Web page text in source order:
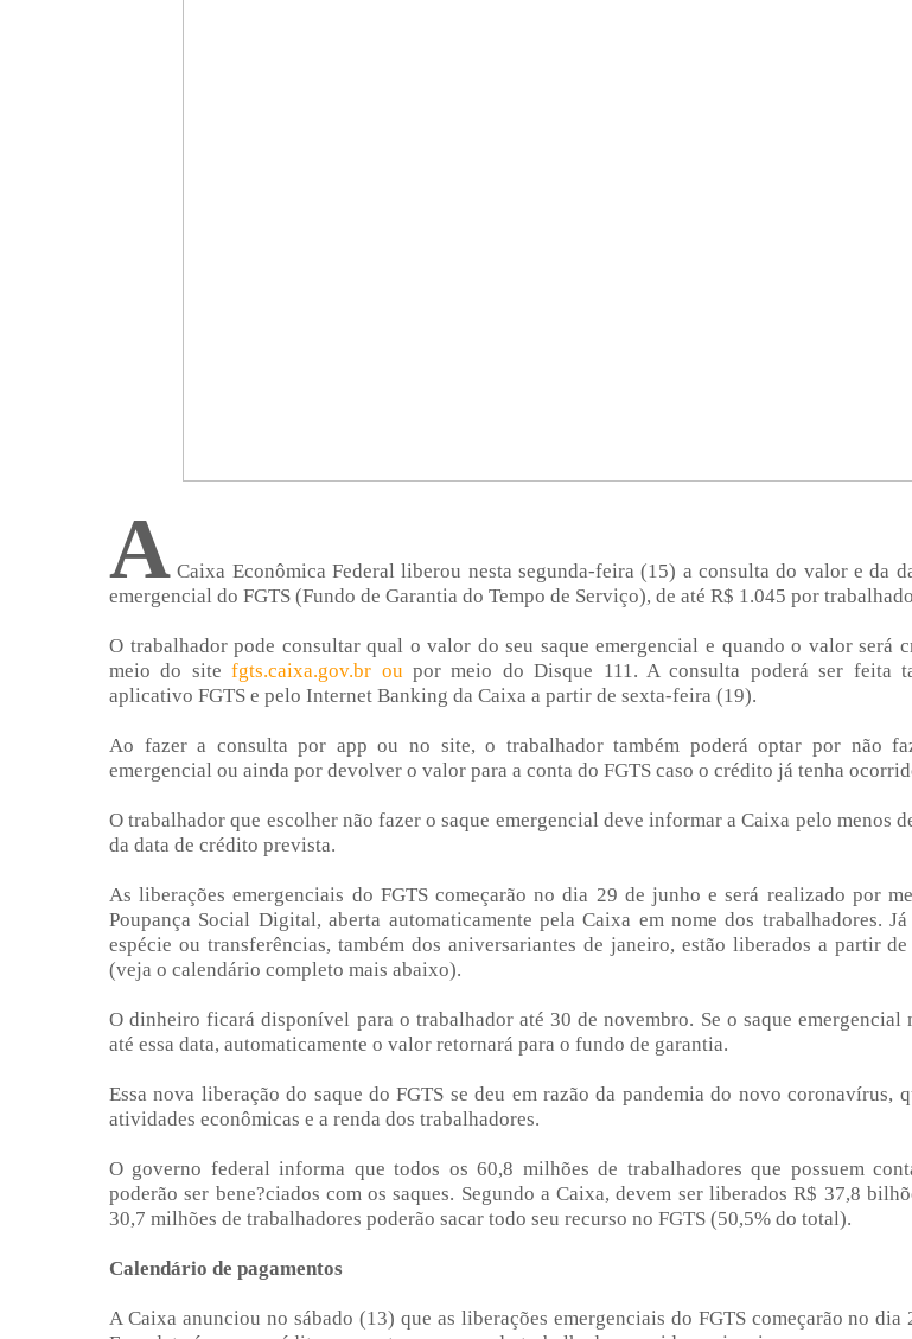
A Caixa Econômica Federal liberou nesta segunda-feira (15) a consulta do valor e da
emergencial do FGTS (Fundo de Garantia do Tempo de Serviço), de até R$ 1.045 por
O trabalhador pode consultar qual o valor do seu saque emergencial e quando o valor será
meio do sitefgts.caixa.gov.br ou por meio do Disque 111. A consulta poderá ser feita
aplicativo FGTS e pelo Internet Banking da Caixa a partir de sexta-feira (19).
Ao fazer a consulta por app ou no site, o trabalhador também poderá optar por não
emergencial ou ainda por devolver o valor para a conta do FGTS caso o crédito já tenha
O trabalhador que escolher não fazer o saque emergencial deve informar a Caixa pelo menos
da data de crédito prevista.
As liberações emergenciais do FGTS começarão no dia 29 de junho e será realizado por
Poupança Social Digital, aberta automaticamente pela Caixa em nome dos trabalhadores.
espécie ou transferências, também dos aniversariantes de janeiro, estão liberados a partir
(veja o calendário completo mais abaixo).
O dinheiro ficará disponível para o trabalhador até 30 de novembro. Se o saque emergencial
até essa data, automaticamente o valor retornará para o fundo de garantia.
Essa nova liberação do saque do FGTS se deu em razão da pandemia do novo coronavírus,
atividades econômicas e a renda dos trabalhadores.
O governo federal informa que todos os 60,8 milhões de trabalhadores que possuem
poderão ser bene?ciados com os saques. Segundo a Caixa, devem ser liberados R$ 37,8
30,7 milhões de trabalhadores poderão sacar todo seu recurso no FGTS (50,5% do total).
Calendário de pagamentos
A Caixa anunciou no sábado (13) que as liberações emergenciais do FGTS começarão no dia